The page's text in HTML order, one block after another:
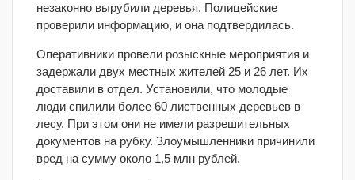
незаконно вырубили деревья. Полицейские
проверили информацию, и она подтвердилась.
Оперативники провели розыскные мероприятия и
задержали двух местных жителей 25 и 26 лет. Их
доставили в отдел. Установили, что молодые
люди спилили более 60 лиственных деревьев в
лесу. При этом они не имели разрешительных
документов на рубку. Злоумышленники причинили
вред на сумму около 1,5 млн рублей.